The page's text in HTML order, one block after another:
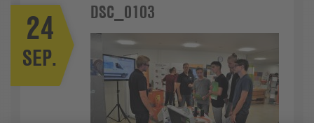
DSC_0103
24
SEP.